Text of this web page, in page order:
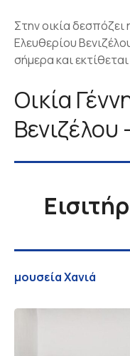
Στην οικία δεσπόζει
Ελευθερίου
σήμερα και
Οικία
μουσεία Χανιά